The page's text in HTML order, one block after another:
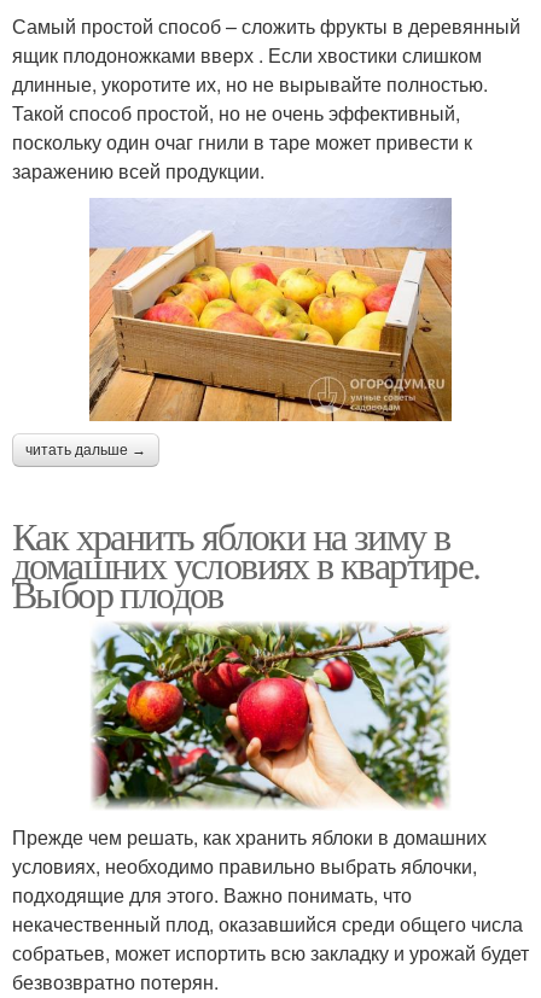
Самый простой способ – сложить фрукты в деревянный
ящик плодоножками вверх . Если хвостики слишком
длинные, укоротите их, но не вырывайте полностью.
Такой способ простой, но не очень эффективный,
поскольку один очаг гнили в таре может привести к
заражению всей продукции.
читать дальше →
Как хранить яблоки на зиму в
домашних условиях в квартире.
Выбор плодов
Прежде чем решать, как хранить яблоки в домашних
условиях, необходимо правильно выбрать яблочки,
подходящие для этого. Важно понимать, что
некачественный плод, оказавшийся среди общего числа
собратьев, может испортить всю закладку и урожай будет
безвозвратно потерян.